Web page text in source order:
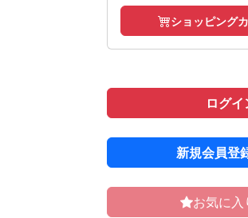
ショッピング
ログイ
新規会員登
お気に